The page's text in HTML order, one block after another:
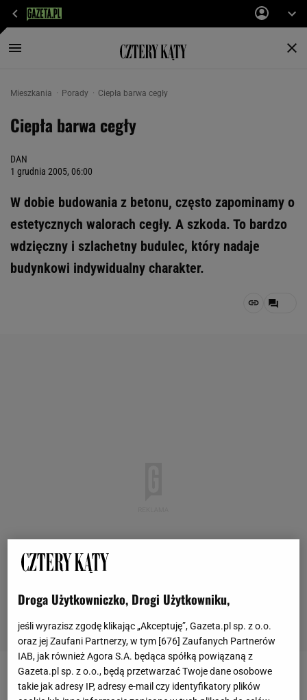
Mieszkania Porady Ciepła barwa cegły
Ciepła barwa cegły
DAN
1 grudnia 2005, 06:00
W dobie budowania z betonu, często zapominamy o
estetycznych walorach cegły. A szkoda. To bardzo
wdzięczny i szlachetny budulec, który nadaje
budynkowi indywidualny charakter.
Ręcznie formowana cegła Moorbrand Torf-Bunt to
Droga Użytkowniczko, Drogi Użytkowniku,
jeśli wyrazisz zgodę klikając „Akceptuję”, Gazeta.pl sp. z o.o.
oraz jej Zaufani Partnerzy, w tym [676] Zaufanych Partnerów
IAB, jak również Agora S.A. będąca spółką powiązaną z
Gazeta.pl sp. z o.o., będą przetwarzać Twoje dane osobowe
takie jak adresy IP, adresy e-mail czy identyfikatory plików